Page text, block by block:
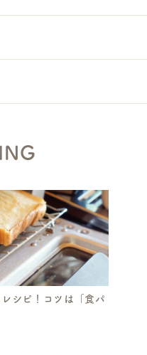
シピ！コツは「食パ